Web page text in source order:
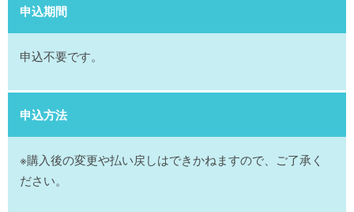
申込期間
申込不要です。
申込方法
※購入後の変更や払い戻しはできかねますので、ご了承く
ださい。